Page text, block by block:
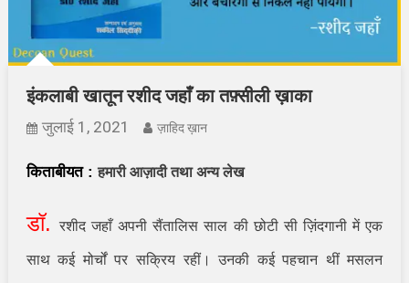
इंकलाबी खातून रशीद जहाँ का तफ़्सीली ख़ाका
जुलाई 1, 2021 ज़ाहिद ख़ान
किताबीयत:हमारी आज़ादी तथा अन्य लेख
डॉ.रशीद जहाँ अपनी सैंतालिस साल की छोटी सी ज़िंदगानी में एक
साथ कई मोर्चों पर सक्रिय रहीं। उनकी कई पहचान थीं मसलन